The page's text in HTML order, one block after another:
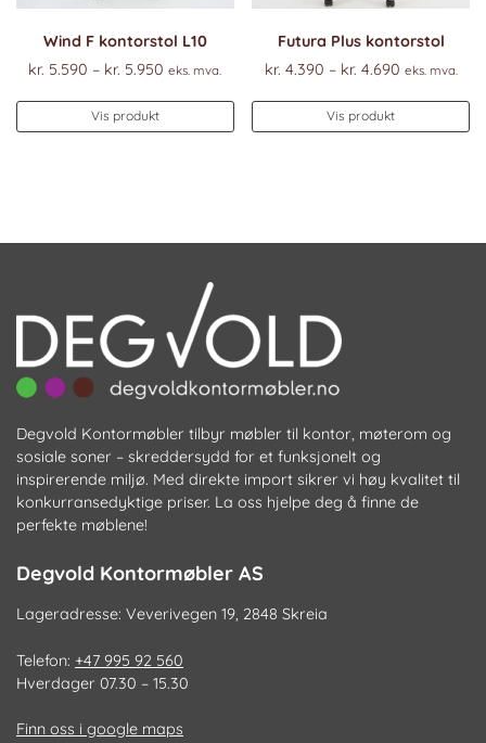
Wind F kontorstol L10
kr. 5.590 – kr. 5.950 Prisområde:
kr. 5.950
eks. mva.
Vis produkt
Dette
produktet
kan
produktsiden
Futura Plus kontorstol
kr. 4.390 – kr. 4.690
kr. 4.690
eks. mva.
Vis produkt
Degvold Kontormøbler tilbyr møbler til kontor, møterom og
sosiale soner – skreddersydd for et funksjonelt og
inspirerende miljø. Med direkte import sikrer vi høy kvalitet til
konkurransedyktige priser. La oss hjelpe deg å finne de
perfekte møblene!
Degvold Kontormøbler AS
Lageradresse: Veverivegen 19, 2848 Skreia
Telefon: +47 995 92 560
Hverdager 07.30 – 15.30
Finn oss i google maps